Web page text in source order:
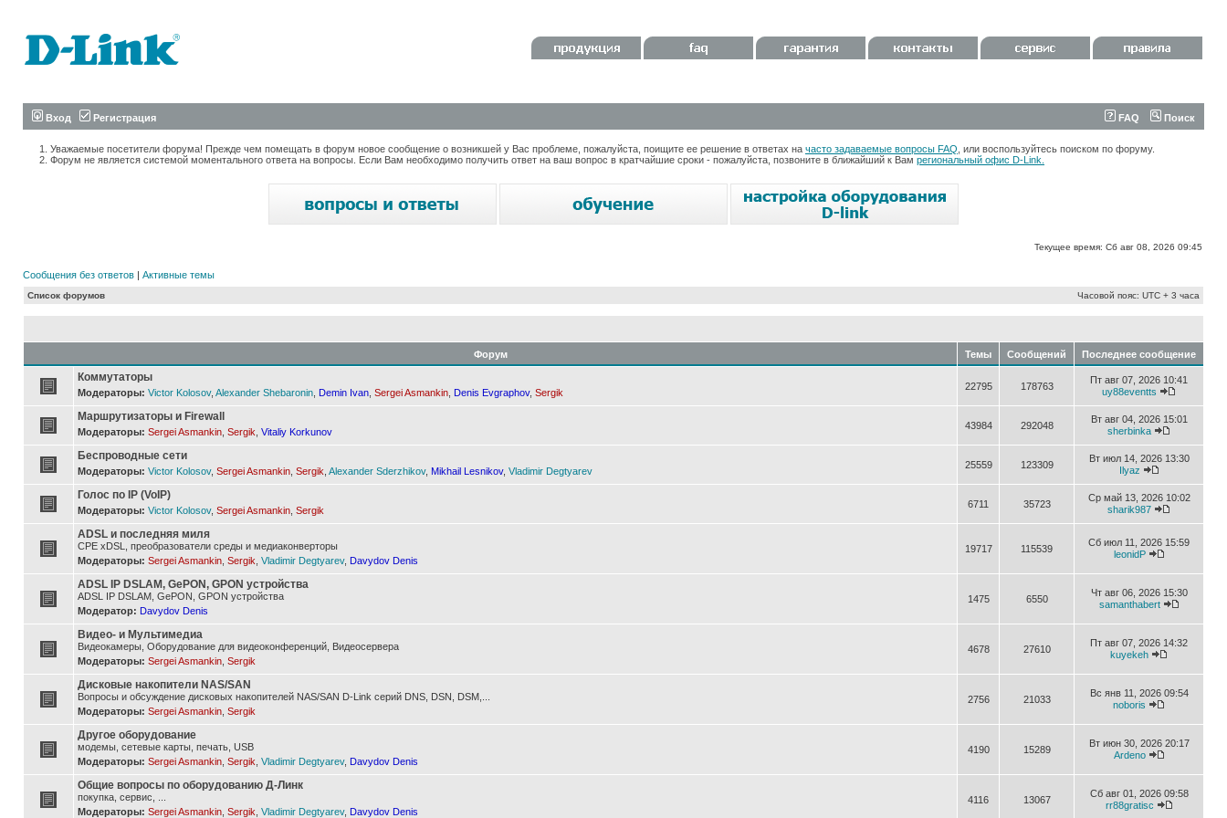
Вход Регистрация FAQ Поиск
Уважаемые посетители форума! Прежде чем помещать в форум новое сообщение о возникшей у Вас проблеме, пожалуйста, поищите ее решение в ответах на часто задаваемые вопросы FAQ , или воспользуйтесь поиском по форуму.
Форум не является системой моментального ответа на вопросы. Если Вам необходимо получить ответ на ваш вопрос в кратчайшие сроки - пожалуйста, позвоните в ближайший к Вам региональный офис D-Link.
Текущее время: Сб авг 08, 2026 09:45
Сообщения без ответов | Активные темы
Список форумов Часовой пояс: UTC + 3 часа
Форум Темы Сообщений Последнее сообщение
Коммутаторы
Модераторы: Victor Kolosov, Alexander Shebaronin Demin Ivan Sergei Asmankin Denis Evgraphov, Sergik
22795 178763
Пт авг 07, 2026 10:41
uy88eventts
Маршрутизаторы и Firewall
Модераторы: Sergei Asmankin Sergik Vitaliy Korkunov
43984 292048
Вт авг 04, 2026 15:01
sherbinka
Беспроводные сети
Модераторы: Victor Kolosov, Sergei Asmankin Sergik Alexander Sderzhikov, Mikhail Lesnikov, Vladimir Degtyarev
25559 123309
Вт июл 14, 2026 13:30
Ilyaz
Голос по IP (VoIP)
Модераторы: Victor Kolosov, Sergei Asmankin Sergik
6711 35723
Ср май 13, 2026 10:02
sharik987
ADSL и последняя миля
CPE xDSL, преобразователи среды и медиаконверторы
Модераторы: Sergei Asmankin Sergik Vladimir Degtyarev, Davydov Denis
19717 115539
Сб июл 11, 2026 15:59
leonidP
ADSL IP DSLAM, GePON, GPON устройства
ADSL IP DSLAM, GePON, GPON устройства
Модератор: Davydov Denis
1475 6550
Чт авг 06, 2026 15:30
samanthabert
Видео- и Мультимедиа
Видеокамеры, Оборудование для видеоконференций, Видеосервера
Модераторы: Sergei Asmankin Sergik
4678 27610
Пт авг 07, 2026 14:32
kuyekeh
Дисковые накопители NAS/SAN
Вопросы и обсуждение дисковых накопителей NAS/SAN D-Link серий DNS, DSN, DSM,...
Модераторы: Sergei Asmankin Sergik
2756 21033
Вс янв 11, 2026 09:54
noboris
Другое оборудование
модемы, сетевые карты, печать, USB
Модераторы: Sergei Asmankin Sergik Vladimir Degtyarev, Davydov Denis
4190 15289
Вт июн 30, 2026 20:17
Ardeno
Общие вопросы по оборудованию Д-Линк
покупка, сервис, ...
Модераторы: Sergei Asmankin Sergik Vladimir Degtyarev, Davydov Denis
4116 13067
Сб авг 01, 2026 09:58
rr88gratisc